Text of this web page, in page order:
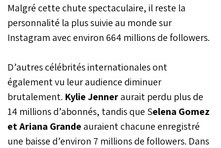
Malgré cette chute spectaculaire, il reste la
personnalité la plus suivie au monde sur
Instagram avec environ 664 millions de followers.
D’autres célébrités internationales ont
également vu leur audience diminuer
brutalement. Kylie Jenneraurait perdu plus de
14 millions d’abonnés, tandis que Selena Gomez
et Ariana Grande auraient chacune enregistré
une baisse d’environ 7 millions de followers. Dans